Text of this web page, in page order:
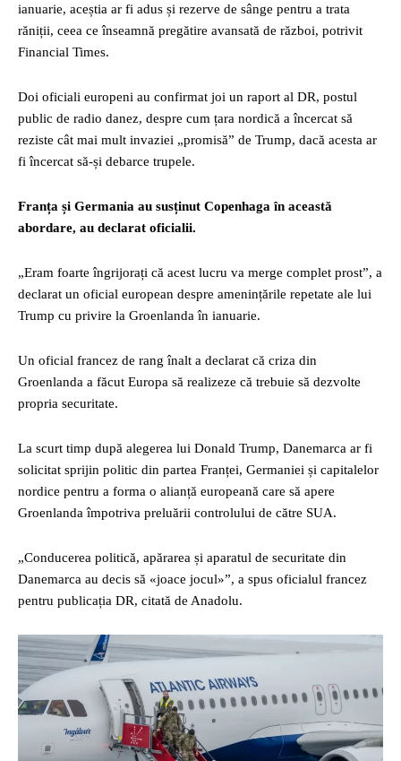
ianuarie, aceștia ar fi adus și rezerve de sânge pentru a trata
răniții, ceea ce înseamnă pregătire avansată de război, potrivit
Financial Times.
Doi oficiali europeni au confirmat joi un raport al DR, postul
public de radio danez, despre cum țara nordică a încercat să
reziste cât mai mult invaziei „promisă” de Trump, dacă acesta ar
fi încercat să-și debarce trupele.
Franța și Germania au susținut Copenhaga în această
abordare, au declarat oficialii.
„Eram foarte îngrijorați că acest lucru va merge complet prost”, a
declarat un oficial european despre amenințările repetate ale lui
Trump cu privire la Groenlanda în ianuarie.
Un oficial francez de rang înalt a declarat că criza din
Groenlanda a făcut Europa să realizeze că trebuie să dezvolte
propria securitate.
La scurt timp după alegerea lui Donald Trump, Danemarca ar fi
solicitat sprijin politic din partea Franței, Germaniei și capitalelor
nordice pentru a forma o alianță europeană care să apere
Groenlanda împotriva preluării controlului de către SUA.
„Conducerea politică, apărarea și aparatul de securitate din
Danemarca au decis să «joace jocul»”, a spus oficialul francez
pentru publicația DR, citată de Anadolu.